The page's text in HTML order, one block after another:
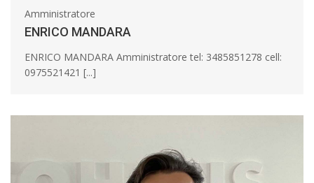
Amministratore
ENRICO MANDARA
ENRICO MANDARA Amministratore tel: 3485851278 cell:
0975521421 [...]